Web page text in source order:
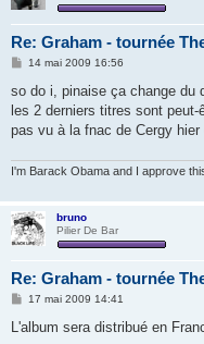
Re: Graham - tournée
M
s
a
g
14 mai 2009 16:56
so do i, pinaise ça change du
les 2 derniers titres sont
pas vu à la fnac de Cergy
I'm Barack Obama and I approve
bruno
Pilier De Bar
Re: Graham - tournée
M
s
17 mai 2009 14:41
L'album sera distribué en